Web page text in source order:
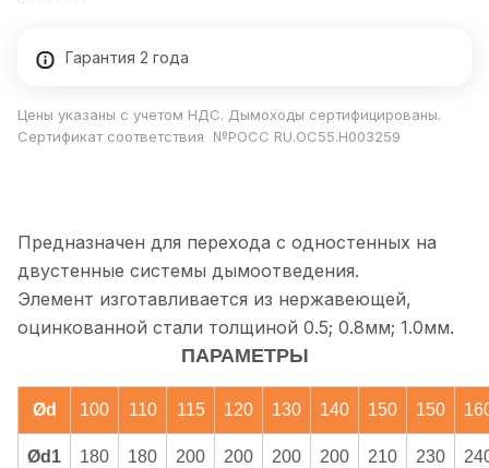
Гарантия 2 года
Цены указаны с учетом НДС. Дымоходы сертифицированы.
Сертификат соответствия №РОСС RU.ОС55.Н003259
Предназначен для перехода с одностенных на
двустенные системы дымоотведения.
Элемент изготавливается из нержавеющей,
оцинкованной стали толщиной 0.5; 0.8мм; 1.0мм.
ПАРАМЕТРЫ
Ød 100 110 115 120 130 140 150 150
Ød1 180 180 200 200 200 200 210 230